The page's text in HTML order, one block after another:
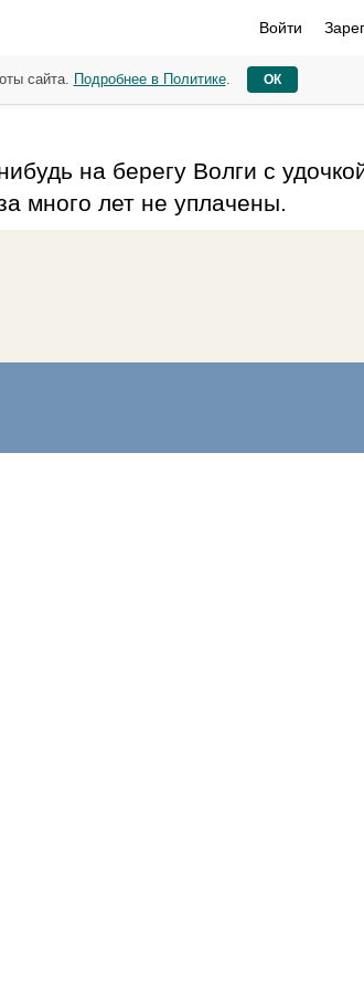
Войти
на берегу Волги с
много лет не уплачены.
сайта. Подробнее в Политике. ОК